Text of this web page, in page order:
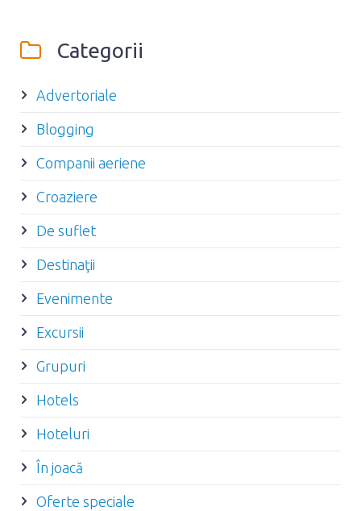
Categorii
Advertoriale
Blogging
Companii aeriene
Croaziere
De suflet
Destinaţii
Evenimente
Excursii
Grupuri
Hotels
Hoteluri
În joacă
Oferte speciale